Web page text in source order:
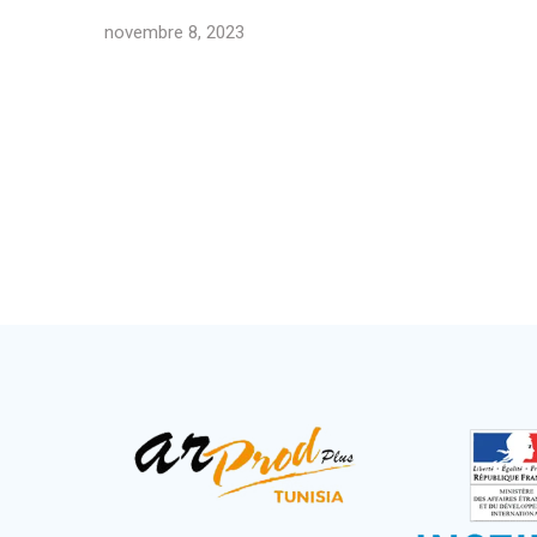
novembre 8, 2023